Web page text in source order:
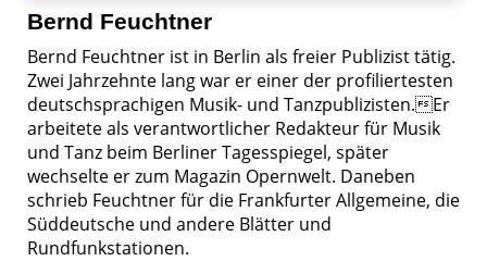
Bernd Feuchtner
Bernd Feuchtner ist in Berlin als freier Publizist tätig.
Zwei Jahrzehnte lang war er einer der profiliertesten
deutsch­sprachigen Musik- und Tanzpublizisten.Er
arbeitete als verantwortlicher Redakteur für Musik
und Tanz beim Berliner Tages­spiegel, später
wechselte er zum Magazin Opernwelt. Daneben
schrieb Feuchtner für die Frankfurter Allgemeine, die
Süddeutsche und andere Blätter und
Rundfunkstationen.